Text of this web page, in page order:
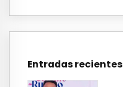
Entradas recientes